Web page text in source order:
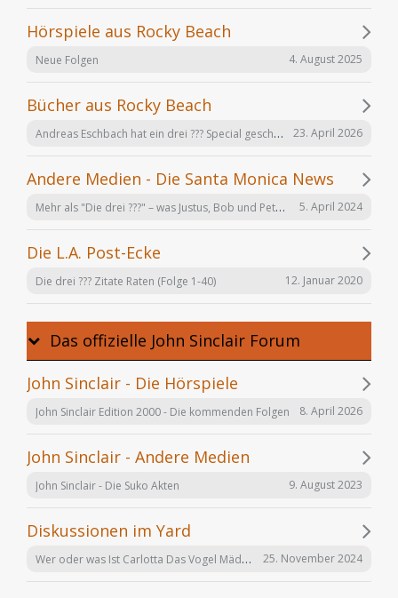
Hörspiele aus Rocky Beach
Neue Folgen 4. August 2025
Bücher aus Rocky Beach
Andreas Eschbach hat ein drei ??? Special geschrieben: "Die Auferstehung" 23. April 2026
Andere Medien - Die Santa Monica News
Mehr als "Die drei ???" – was Justus, Bob und Peter auch noch tun 5. April 2024
Die L.A. Post-Ecke
Die drei ??? Zitate Raten (Folge 1-40) 12. Januar 2020
Das offizielle John Sinclair Forum
John Sinclair - Die Hörspiele
John Sinclair Edition 2000 - Die kommenden Folgen 8. April 2026
John Sinclair - Andere Medien
John Sinclair - Die Suko Akten 9. August 2023
Diskussionen im Yard
Wer oder was Ist Carlotta Das Vogel Mädchen 25. November 2024